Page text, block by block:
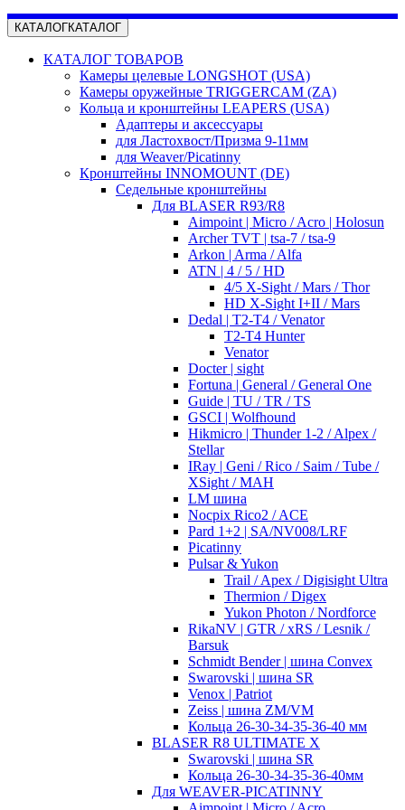
КАТАЛОГКАТАЛОГ
КАТАЛОГ ТОВАРОВ
Камеры целевые LONGSHOT (USA)
Камеры оружейные TRIGGERCAM (ZA)
Кольца и кронштейны LEAPERS (USA)
Адаптеры и аксессуары
для Ластохвост/Призма 9-11мм
для Weaver/Picatinny
Кронштейны INNOMOUNT (DE)
Седельные кронштейны
Для BLASER R93/R8
Aimpoint | Micro / Acro | Holosun
Archer TVT | tsa-7 / tsa-9
Arkon | Arma / Alfa
ATN | 4 / 5 / HD
4/5 X-Sight / Mars / Thor
HD X-Sight I+II / Mars
Dedal | T2-T4 / Venator
T2-T4 Hunter
Venator
Docter | sight
Fortuna | General / General One
Guide | TU / TR / TS
GSCI | Wolfhound
Hikmicro | Thunder 1-2 / Alpex /
Stellar
IRay | Geni / Rico / Saim / Tube /
XSight / MAH
LM шина
Nocpix Rico2 / ACE
Pard 1+2 | SA/NV008/LRF
Picatinny
Pulsar & Yukon
Trail / Apex / Digisight Ultra
Thermion / Digex
Yukon Photon / Nordforce
RikaNV | GTR / xRS / Lesnik /
Barsuk
Schmidt Bender | шина Convex
Swarovski | шина SR
Venox | Patriot
Zeiss | шина ZM/VM
Кольца 26-30-34-35-36-40 мм
BLASER R8 ULTIMATE X
Swarovski | шина SR
Кольца 26-30-34-35-36-40мм
Для WEAVER-PICATINNY